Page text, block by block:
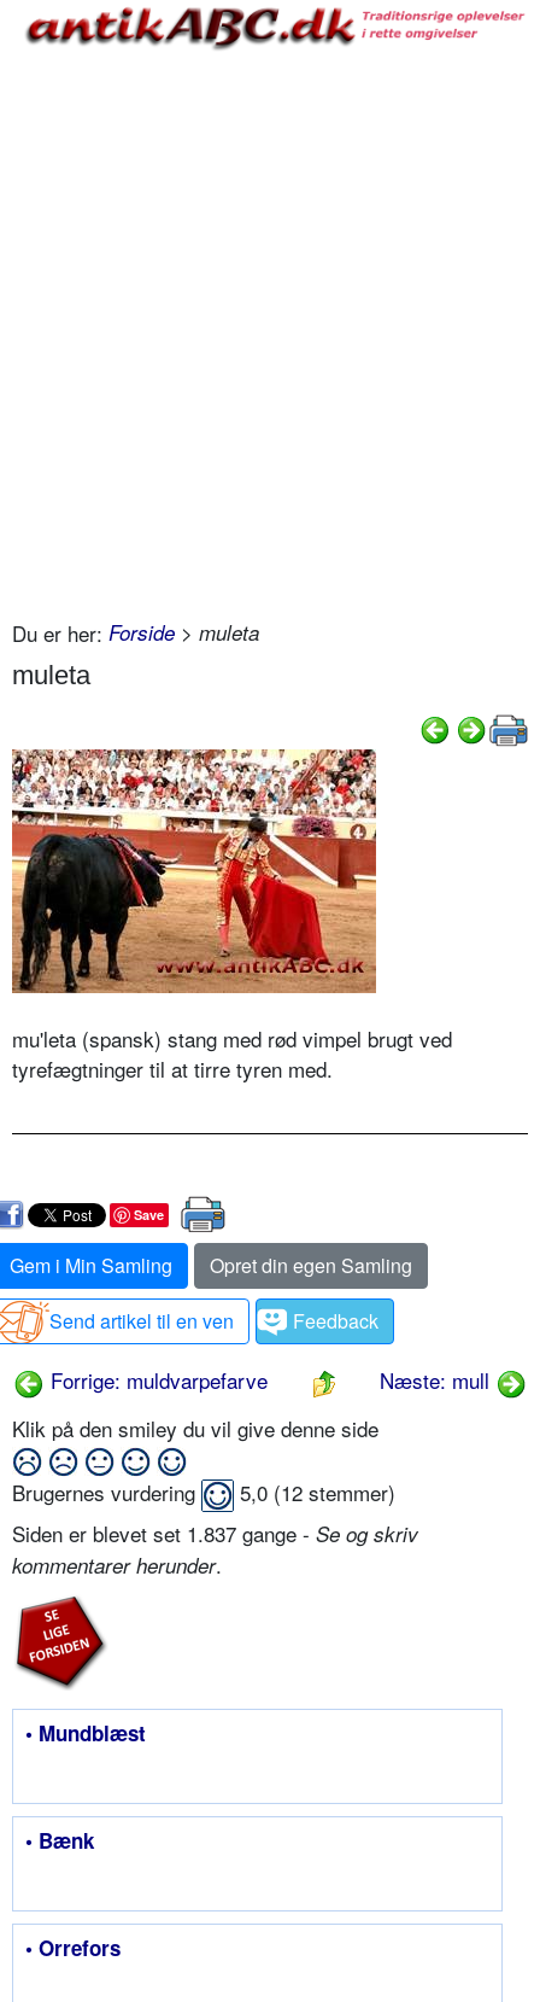
Du er her: Forside > muleta
muleta
mu'leta (spansk) stang med rød vimpel brugt ved
tyrefægtninger til at tirre tyren med.
Save
Gem i Min Samling
Opret din egen Samling
Send artikel til en ven
Feedback
Forrige: muldvarpefarve
Næste: mull
Klik på den smiley du vil give denne side
Brugernes vurdering 5,0 (12 stemmer)
Siden er blevet set 1.837 gange - Se og skriv
kommentarer herunder.
• Mundblæst
• Bænk
• Orrefors